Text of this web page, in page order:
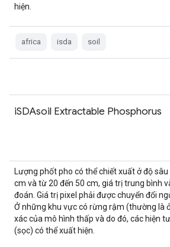
hiện.
africa isda soil
iSDAsoil Extractable Phosphorus
Lượng phốt pho có thể chiết xuất ở độ
cm và từ 20 đến 50 cm, giá trị trung bình
đoán. Giá trị pixel phải được chuyển đổi
Ở những khu vực có rừng rậm (thường là
xác của mô hình thấp và do đó, các hiện
(sọc) có thể xuất hiện.